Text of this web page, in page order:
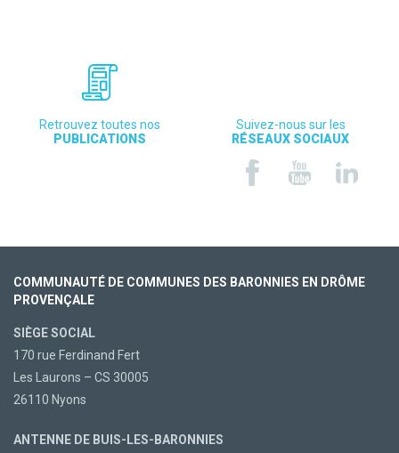
Retrouvez toutes nos
PUBLICATIONS
Suivez-nous sur les
RÉSEAUX SOCIAUX
COMMUNAUTÉ DE COMMUNES DES BARONNIES EN DRÔME
PROVENÇALE
SIÈGE SOCIAL
170 rue Ferdinand Fert
Les Laurons – CS 30005
26110 Nyons
ANTENNE DE BUIS-LES-BARONNIES